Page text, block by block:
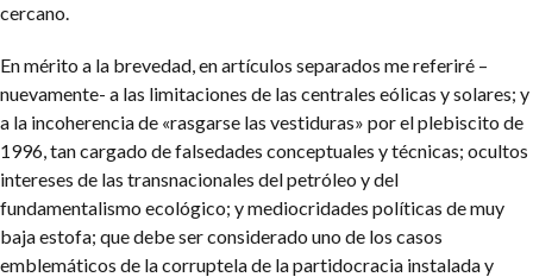
cercano.
En mérito a la brevedad, en artículos separados me referiré –
nuevamente- a las limitaciones de las centrales eólicas y solares; y
a la incoherencia de «rasgarse las vestiduras» por el plebiscito de
1996, tan cargado de falsedades conceptuales y técnicas; ocultos
intereses de las transnacionales del petróleo y del
fundamentalismo ecológico; y mediocridades políticas de muy
baja estofa; que debe ser considerado uno de los casos
emblemáticos de la corruptela de la partidocracia instalada y